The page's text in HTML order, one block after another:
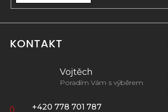
KONTAKT
Vojtěch
Poradím Vám s výběrem
+420 778 701 787